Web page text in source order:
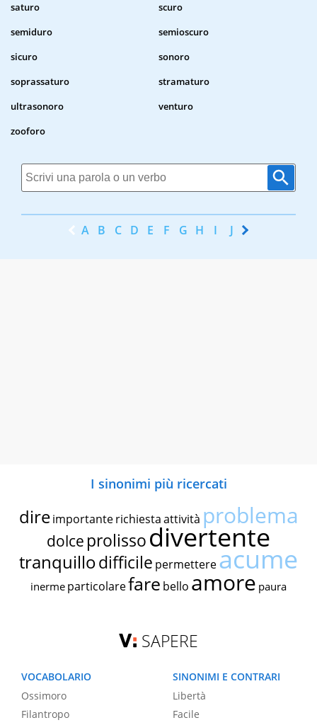
saturo
scuro
semiduro
semioscuro
sicuro
sonoro
soprassaturo
stramaturo
ultrasonoro
venturo
zooforo
A B C D E F G H I J K
I sinonimi più ricercati
dire importante richiestaattività problema
dolce prolissodivertente
tranquillodifficile permettereacume
inerme particolarefare bello amore paura
SAPERE
VOCABOLARIO
Ossimoro
Filantropo
SINONIMI E CONTRARI
Libertà
Facile